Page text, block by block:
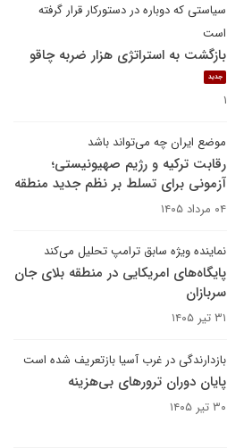
سیاستی که دوباره در دستورکار قرار گرفته
است
بازگشت به استراتژی هزار ضربه چاقو
جدید
موضع ایران چه می‌تواند باشد
رقابت ترکیه و رژیم صهیونیستی؛
آزمونی برای تسلط بر نظم جدید منطقه
۰۴ مرداد ۱۴۰۵
نماینده ویژه سابق ترامپ تحلیل می‌کند
پایگاه‌های امریکایی در منطقه بلای جان
سربازان
۳۱ تیر ۱۴۰۵
بازدارندگی در غرب آسیا بازتعریف شده است
پایان دوران ترورهای بی‌هزینه
۳۰ تیر ۱۴۰۵